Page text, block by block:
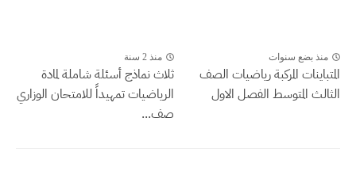
منذ بضع سنوات
المتباينات المركبة رياضيات الصف
الثالث المتوسط الفصل الاول
منذ 2 سنة
ثلاث نماذج أسئلة شاملة لمادة
الرياضيات تمهيداً للامتحان الوزاري
صف...